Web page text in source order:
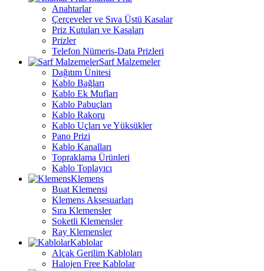
Anahtarlar
Çerçeveler ve Sıva Üstü Kasalar
Priz Kutuları ve Kasaları
Prizler
Telefon Nümeris-Data Prizleri
Sarf Malzemeler
Dağıtım Ünitesi
Kablo Bağları
Kablo Ek Mufları
Kablo Pabuçları
Kablo Rakoru
Kablo Uçları ve Yüksükler
Pano Prizi
Kablo Kanalları
Topraklama Ürünleri
Kablo Toplayıcı
Klemens
Buat Klemensi
Klemens Aksesuarları
Sıra Klemensler
Soketli Klemensler
Ray Klemensler
Kablolar
Alçak Gerilim Kabloları
Halojen Free Kablolar